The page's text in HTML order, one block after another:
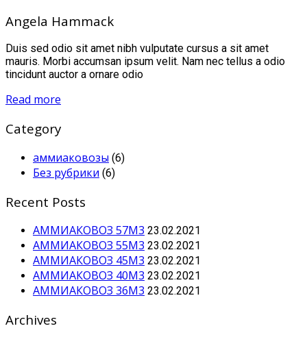
Angela Hammack
Duis sed odio sit amet nibh vulputate cursus a sit amet
mauris. Morbi accumsan ipsum velit. Nam nec tellus a odio
tincidunt auctor a ornare odio
Read more
Category
аммиаковозы (6)
Без рубрики (6)
Recent Posts
АММИАКОВОЗ 57М3 23.02.2021
АММИАКОВОЗ 55М3 23.02.2021
АММИАКОВОЗ 45М3 23.02.2021
АММИАКОВОЗ 40М3 23.02.2021
АММИАКОВОЗ 36М3 23.02.2021
Archives